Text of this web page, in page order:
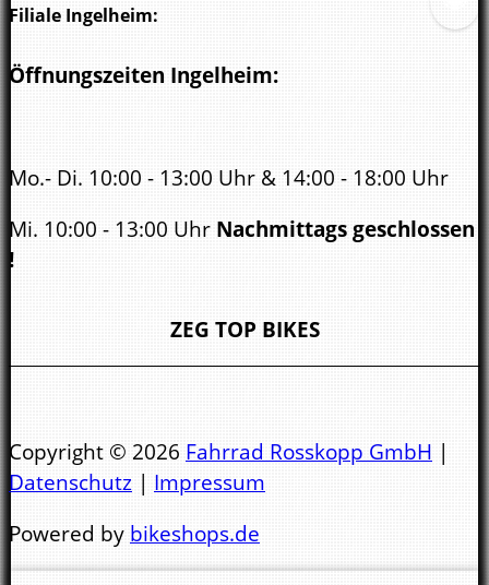
Filiale Ingelheim:
Öffnungszeiten Ingelheim:
Mo.- Di. 10:00 - 13:00 Uhr & 14:00 - 18:00 Uhr
Mi. 10:00 - 13:00 Uhr Nachmittags geschlossen
!
Sa.10:00 - 14.00 Uhr
Mi. 9:00 - 13:00 UhrNachmittags geschlossen !
ZEG TOP BIKES
Copyright © 2026 Fahrrad Rosskopp GmbH |
Datenschutz | Impressum
Powered by bikeshops.de